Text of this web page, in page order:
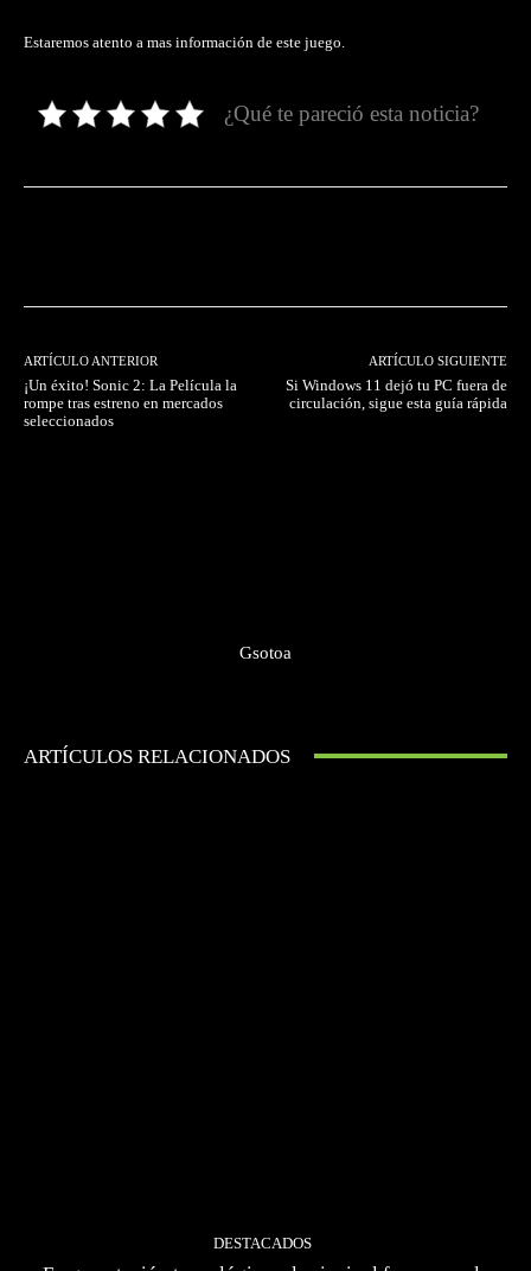
Estaremos atento a mas información de este juego.
¿Qué te pareció esta noticia?
ARTÍCULO ANTERIOR
¡Un éxito! Sonic 2: La Película la
rompe tras estreno en mercados
seleccionados
ARTÍCULO SIGUIENTE
Si Windows 11 dejó tu PC fuera de
circulación, sigue esta guía rápida
Gsotoa
ARTÍCULOS RELACIONADOS
DESTACADOS